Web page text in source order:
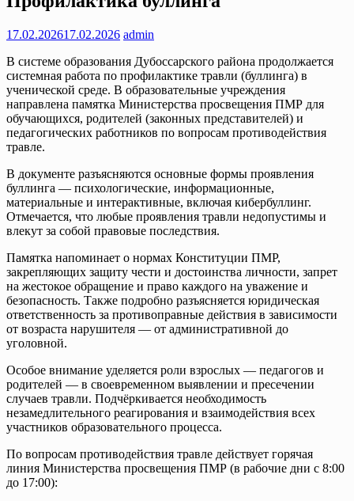
17.02.202617.02.2026 admin
В системе образования Дубоссарского района продолжается
системная работа по профилактике травли (буллинга) в
ученической среде. В образовательные учреждения
направлена памятка Министерства просвещения ПМР для
обучающихся, родителей (законных представителей) и
педагогических работников по вопросам противодействия
травле.
В документе разъясняются основные формы проявления
буллинга — психологические, информационные,
материальные и интерактивные, включая кибербуллинг.
Отмечается, что любые проявления травли недопустимы и
влекут за собой правовые последствия.
Памятка напоминает о нормах Конституции ПМР,
закрепляющих защиту чести и достоинства личности, запрет
на жестокое обращение и право каждого на уважение и
безопасность. Также подробно разъясняется юридическая
ответственность за противоправные действия в зависимости
от возраста нарушителя — от административной до
уголовной.
Особое внимание уделяется роли взрослых — педагогов и
родителей — в своевременном выявлении и пресечении
случаев травли. Подчёркивается необходимость
незамедлительного реагирования и взаимодействия всех
участников образовательного процесса.
По вопросам противодействия травле действует горячая
линия Министерства просвещения ПМР (в рабочие дни с 8:00
до 17:00):